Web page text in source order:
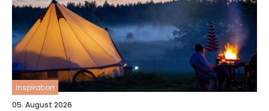
inspiration
05. August 2026